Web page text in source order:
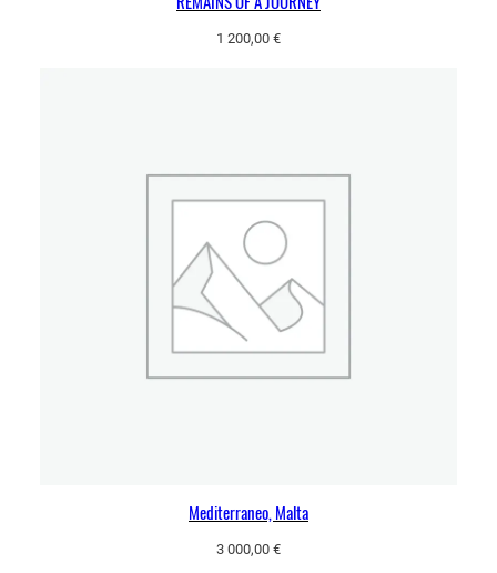
1 200,00 €
Mediterraneo, Malta
3 000,00 €